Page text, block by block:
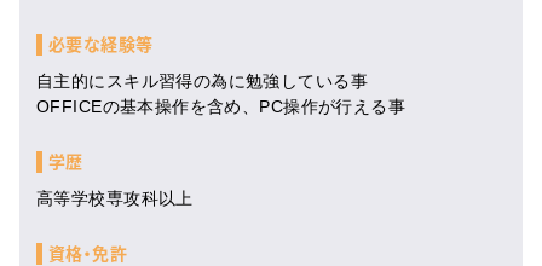
必要な経験等
自主的にスキル習得の為に勉強している事
OFFICEの基本操作を含め、PC操作が行える事
学歴
高等学校専攻科以上
資格・免許